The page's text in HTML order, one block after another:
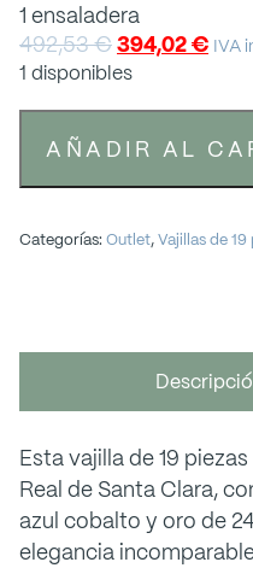
1 ensaladera
492,53€394,02€ IVA
1 disponibles
AÑADIR AL
Categorías: Outlet,Vajillas de 19
Esta vajilla de 19
Real de Santa Clara,
azul cobalto y oro de
elegancia